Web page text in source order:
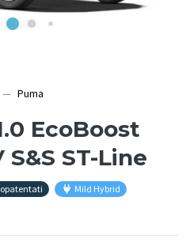
Puma
EcoBoost
S&S ST-Line
Mild Hybrid